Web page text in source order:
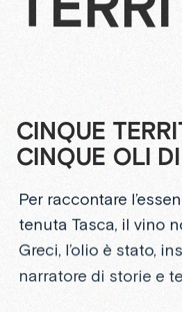
CINQUE
CINQUE OLI DI
Per raccontare
tenuta Tasca, il vino
Greci, l’olio è stato,
narratore di storie e